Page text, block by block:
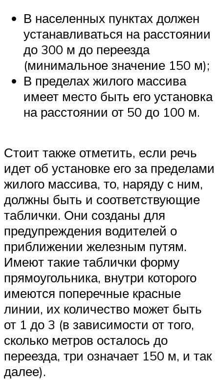
В населенных пунктах должен
устанавливаться на расстоянии
до 300 м до переезда
(минимальное значение 150 м);
В пределах жилого массива
имеет место быть его установка
на расстоянии от 50 до 100 м.
Стоит также отметить, если речь
идет об установке его за пределами
жилого массива, то, наряду с ним,
должны быть и соответствующие
таблички. Они созданы для
предупреждения водителей о
приближении железным путям.
Имеют такие таблички форму
прямоугольника, внутри которого
имеются поперечные красные
линии, их количество может быть
от 1 до 3 (в зависимости от того,
сколько метров осталось до
переезда, три означает 150 м, и так
далее).